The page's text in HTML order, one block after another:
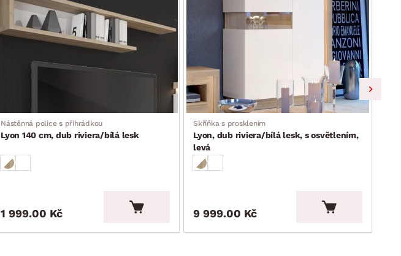
Nástěnná police s přihrádkou
Lyon 140 cm, dub riviera/bílá lesk
1 999.00 Kč
Skříňka s prosklením
Lyon, dub riviera/bílá lesk, s osvětlením,
levá
9 999.00 Kč